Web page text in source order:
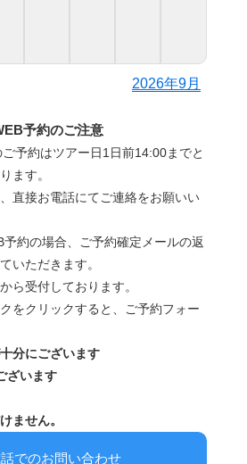
予約のご注意
予約はツアー日1日前14:00までと
ます。
直接お電話にてご連絡をお願いい
予約の場合、ご予約確定メールの返
いただきます。
ら受付しております。
をクリックすると、ご予約フォー
分にございます
ざいます
ません。
でのお問い合わせ
2026年9月